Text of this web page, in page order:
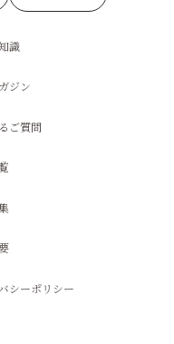
識
ジン
ご質問
シーポリシー